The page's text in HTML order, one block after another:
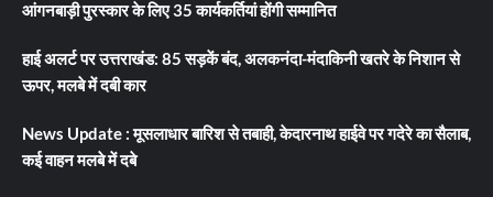
आंगनबाड़ी पुरस्कार के लिए 35 कार्यकर्तियां होंगी सम्मानित
हाई अलर्ट पर उत्तराखंड: 85 सड़कें बंद, अलकनंदा-मंदाकिनी खतरे के निशान से
ऊपर, मलबे में दबी कार
News Update : मूसलाधार बारिश से तबाही, केदारनाथ हाईवे पर गदेरे का सैलाब,
कई वाहन मलबे में दबे